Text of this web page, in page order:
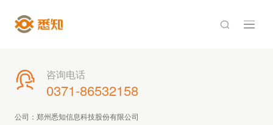

 咨询电话
0371-86532158
公司：郑州悉知信息科技股份有限公司